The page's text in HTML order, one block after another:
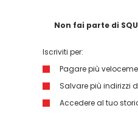
Non fai parte di
Iscriviti per:
Pagare più
Salvare più indirizzi
Accedere al tuo